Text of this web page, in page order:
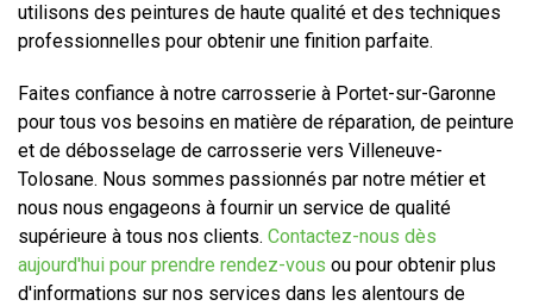
utilisons des peintures de haute qualité et des techniques
professionnelles pour obtenir une finition parfaite.
Faites confiance à notre carrosserie à Portet-sur-Garonne
pour tous vos besoins en matière de réparation, de peinture
et de débosselage de carrosserie vers Villeneuve-
Tolosane. Nous sommes passionnés par notre métier et
nous nous engageons à fournir un service de qualité
supérieure à tous nos clients. Contactez-nous dès
aujourd'hui pour prendre rendez-vous ou pour obtenir plus
d'informations sur nos services dans les alentours de